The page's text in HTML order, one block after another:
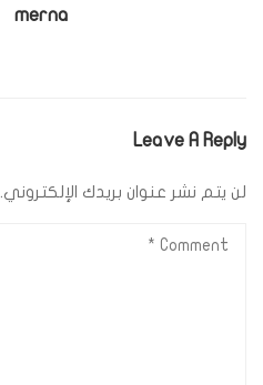
merna
Leave A Reply
لن يتم نشر عنوان بريدك الإلكتروني.